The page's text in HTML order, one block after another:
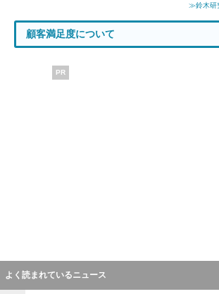
≫鈴木研
顧客満足度について
PR
よく読まれているニュース